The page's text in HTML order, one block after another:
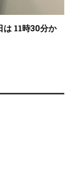
11時30分か